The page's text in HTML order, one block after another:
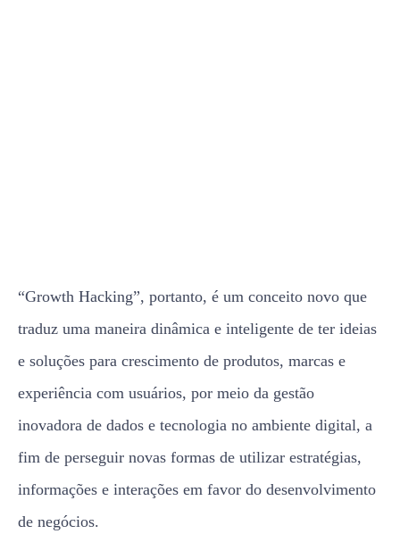
“Growth Hacking”, portanto, é um conceito novo que
traduz uma maneira dinâmica e inteligente de ter ideias
e soluções para crescimento de produtos, marcas e
experiência com usuários, por meio da gestão
inovadora de dados e tecnologia no ambiente digital, a
fim de perseguir novas formas de utilizar estratégias,
informações e interações em favor do desenvolvimento
de negócios.